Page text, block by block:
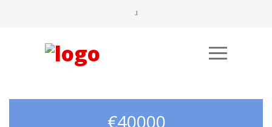
€40000